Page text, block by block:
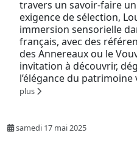
travers un savoir-faire
exigence de sélection,
immersion sensorielle
français, avec des
des Annereaux ou le
invitation à découvrir,
l’élégance du
plus
samedi 17 mai 2025